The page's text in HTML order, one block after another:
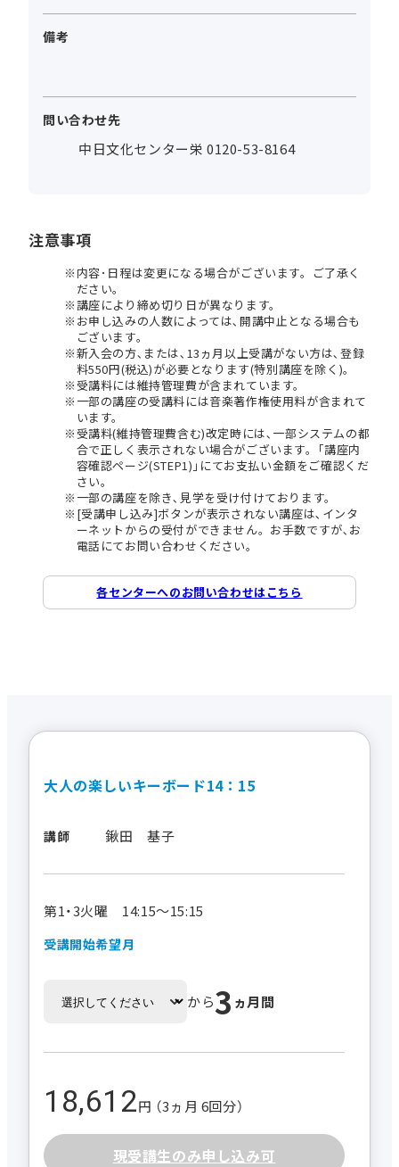
備考
問い合わせ先
中日文化センター栄 0120-53-8164
注意事項
内容･日程は変更になる場合がございます。ご了承く
ださい。
講座により締め切り日が異なります。
お申し込みの人数によっては､開講中止となる場合も
ございます。
新入会の方､または､13ヵ月以上受講がない方は､登録
料550円(税込)が必要となります(特別講座を除く)。
受講料には維持管理費が含まれています。
一部の講座の受講料には音楽著作権使用料が含まれて
います。
受講料(維持管理費含む)改定時には､一部システムの都
合で正しく表示されない場合がございます。｢講座内
容確認ページ(STEP1)｣にてお支払い金額をご確認くだ
さい。
一部の講座を除き､見学を受け付けております。
[受講申し込み]ボタンが表示されない講座は､インタ
ーネットからの受付ができません。お手数ですが､お
電話にてお問い合わせください。
各センターへのお問い合わせはこちら
大人の楽しいキーボード14：15
講師 鍬田 基子
第1・3火曜 14:15～15:15
受講開始希望月
から3 ヵ月間
18,612円 （3ヵ月 6回分）
現受講生のみ申し込み可